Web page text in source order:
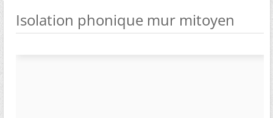
Isolation phonique mur mitoyen